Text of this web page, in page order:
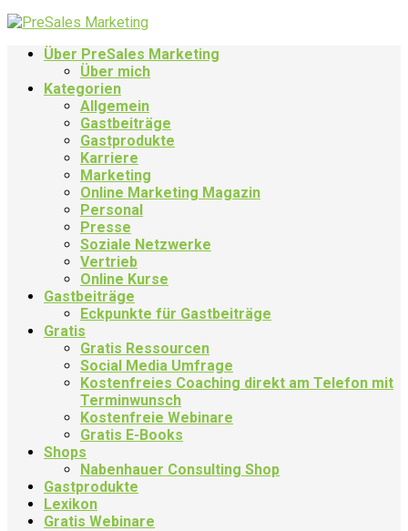
Über PreSales Marketing
Über mich
Kategorien
Allgemein
Gastbeiträge
Gastprodukte
Karriere
Marketing
Online Marketing Magazin
Personal
Presse
Soziale Netzwerke
Vertrieb
Online Kurse
Gastbeiträge
Eckpunkte für Gastbeiträge
Gratis
Gratis Ressourcen
Social Media Umfrage
Kostenfreies Coaching direkt am Telefon mit
Terminwunsch
Kostenfreie Webinare
Gratis E-Books
Shops
Nabenhauer Consulting Shop
Gastprodukte
Lexikon
Gratis Webinare